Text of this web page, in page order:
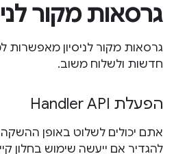
גרסאות מקור
גרסאות מקור לניסיון מאפשרות
חדשות ולשלוח משוב.
הפעלת Handler API
אתם יכולים לשלוט באופן
להגדיר אם ייעשה שימוש בחלון